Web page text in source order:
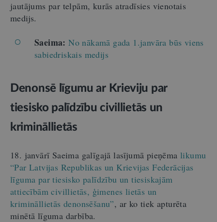
jautājums par telpām, kurās atradīsies vienotais
medijs.
Saeima:No nākamā gada 1.janvāra būs viens
sabiedriskais medijs
Denonsē līgumu ar Krieviju par
tiesisko palīdzību civillietās un
krimināllietās
18. janvārī Saeima galīgajā lasījumā pieņēma likumu
“Par Latvijas Republikas un Krievijas Federācijas
līguma par tiesisko palīdzību un tiesiskajām
attiecībām civillietās, ģimenes lietās un
krimināllietās denonsēšanu”, ar ko tiek apturēta
minētā līguma darbība.